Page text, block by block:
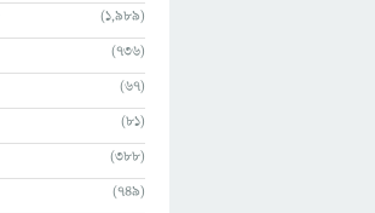
(1,989)
(736)
(67)
(81)
(388)
(749)